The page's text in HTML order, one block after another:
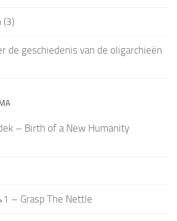
(3)
de geschiedenis van de oligarchieën
– Birth of a New Humanity
– Grasp The Nettle